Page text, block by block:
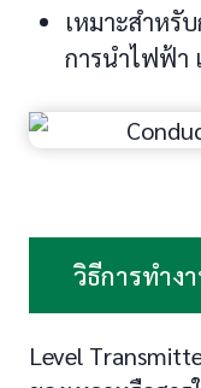
เหมาะสำหรั
การนำไฟฟ้า
วิธีการทำง
Level